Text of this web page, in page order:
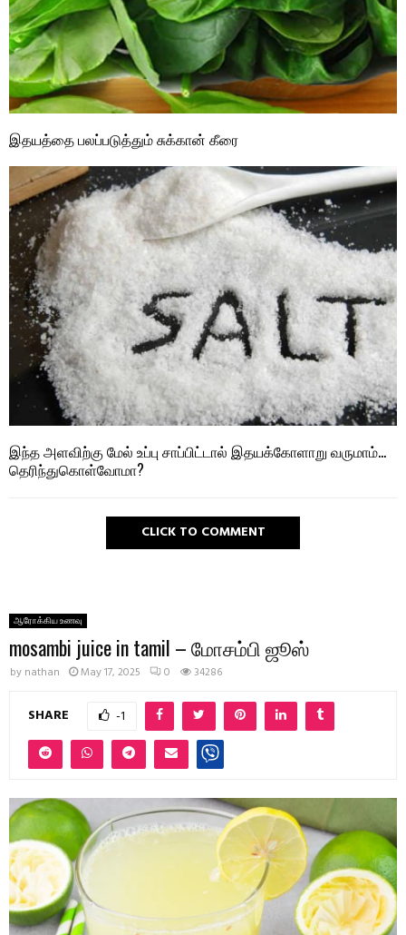
இதயத்தை பலப்படுத்தும் சுக்கான் கீரை
இந்த அளவிற்கு மேல் உப்பு சாப்பிட்டால் இதயக்கோளாறு வருமாம்…
தெரிந்துகொள்வோமா?
CLICK TO COMMENT
ஆரோக்கிய உணவு
mosambi juice in tamil – மோசம்பி ஜூஸ்
by nathan May 17, 2025 0 34286
SHARE -1